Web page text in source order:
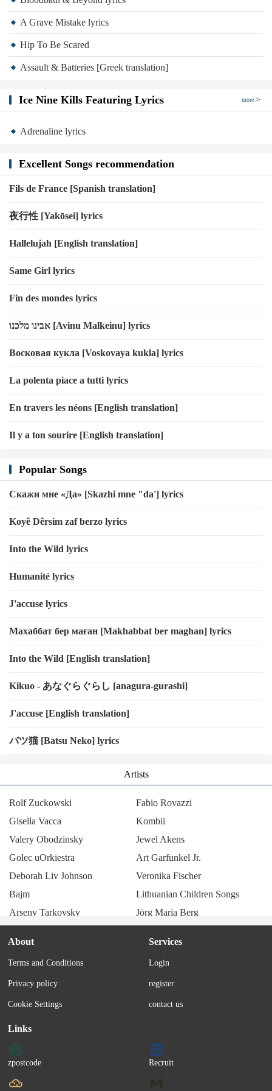
Remélem a "Jó éjszakát!"
Nem jelent búcsút is
Most a nyomás alatt együtt fuldoklunk
Lefele a lefolyón ma éjjel
Na, na, na, na
Na, na, na, na
(A lefolyón ma éjjel!)
Na, na, na, na
Na, na, na, na
Na, na, na, na
Le a lefolyón ma éjjel
"Tudok segíteni?"
"Remélem igen. Egy fiatal hölgyet keresek, aki már jó pár napja
motelben."
Artist:
Ice Nine Kills
Album:
The Silver Scream 2: Welcome To Horrorwood
A Grave Mistake lyrics
Hip To Be Scared
Assault & Batteries [Greek translation]
Ice Nine Kills Featuring Lyrics more
Adrenaline lyrics
Excellent Songs recommendation
Fils de France [Spanish translation]
夜行性 [Yakōsei] lyrics
Hallelujah [English translation]
Same Girl lyrics
Fin des mondes lyrics
אבינו מלכנו [Avinu Malkeinu] lyrics
Восковая кукла [Voskovaya kukla] lyrics
La polenta piace a tutti lyrics
En travers les néons [English translation]
Il y a ton sourire [English translation]
Popular Songs
Скажи мне «Да» [Skazhi mne "da'] lyrics
Koyê Dêrsim zaf berzo lyrics
Into the Wild lyrics
Humanité lyrics
J'accuse lyrics
Махаббат бер маған [Makhabbat ber maghan] lyrics
Into the Wild [English translation]
Kikuo - あなぐらぐらし [anagura-gurashi]
J'accuse [English translation]
バツ猫 [Batsu Neko] lyrics
Artists
Rolf Zuckowski
Fabio Rovazzi
Gisella Vacca
Kombii
Valery Obodzinsky
Jewel Akens
Golec uOrkiestra
Art Garfunkel Jr.
Deborah Liv Johnson
Veronika Fischer
Bajm
Lithuanian Children Songs
Arseny Tarkovsky
Jörg Maria Berg
Canadian Folk
Alex Gaumond
Feel
Eyra Gail
Emilie-Claire Barlow
Marie-José
Charleene Closshey
All-4-One
Chuck Mangione
About
Terms and Conditions
Privacy policy
Cookie Settings
Services
Login
register
contact us
Links
zpostcode Recruit